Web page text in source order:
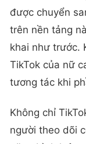
được chuyển
trên nền tảng
khai như trước.
TikTok của nữ
tương tác khi
Không chỉ
người theo dõi